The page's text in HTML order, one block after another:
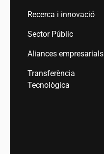
Recerca i innovació
Sector Públic
Aliances empresarials
Transferència
Tecnològica